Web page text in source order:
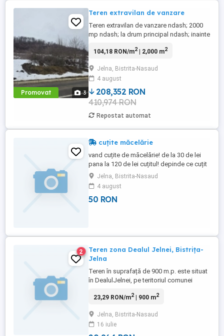
Promovat 3
Teren extravilan de vanzare
Teren extravilan de vanzare ndash; 2000
mp ndash; la drum principal ndash; inainte
teren extravilan, conform pozelor, situat
partea stanga, judetul Bistrita-Nasaud, cu
deschidere la drumul principal. Suprafata
totala: ...
104,18 RON/m2| 2,000 m2
Jelna, Bistrita-Nasaud
4 august
208,352 RON
410,974 RON
Repostat automat
cuțite măcelărie
vand cuțite de măcelărie! de la 30 de lei
pana la 120 de lei cuțitul! depinde ce cuțit
doriți ! pentru mai multe detalii ! va aștept
in privat
Jelna, Bistrita-Nasaud
4 august
50 RON
2
Teren zona Dealul Jelnei, Bistrița-
Jelna
Teren în suprafață de 900 m.p. este situat
în DealulJelnei, pe teritoriul comunei
foarte solicitată, cu multe case noi și cu o
Budacului și Munților Călimani. Acces la
drum public în curs de asfaltare. Curent,
apă potabilă și canalizare ...
23,29 RON/m2| 900 m2
Jelna, Bistrita-Nasaud
16 iulie